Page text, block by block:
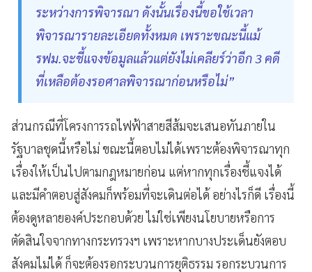
ระหว่างการพิจารณา ดังนั้นเรื่องนี้ขอใช้เวลา
พิจารณารายละเอียดทั้งหมด เพราะขณะนี้แม้
รฟม.จะชี้แจงข้อมูลแล้วแต่ยังไม่เคลียร์ว่าอีก 3 คดี
ที่เหลือต้องรอศาลพิจารณาก่อนหรือไม่”
ส่วนกรณีที่โครงการรถไฟฟ้าสายสีส้มจะเสนอทันภายใน
รัฐบาลชุดนี้หรือไม่ ขณะนี้ตอบไม่ได้เพราะต้องพิจารณาทุก
เรื่องให้เป็นไปตามกฎหมายก่อน แต่หากทุกเรื่องชี้แจงได้
และมีคำตอบสู่สังคมก็พร้อมที่จะเดินต่อได้ อย่างไรก็ดี เรื่องนี้
ต้องดูหลายองค์ประกอบด้วย ไม่ใช่เพียงนโยบายหรือการ
ตัดสินใจจากทางกระทรวงฯ เพราะหากบางประเด็นยังตอบ
สังคมไม่ได้ ก็จะต้องรอกระบวนการยุติธรรม รอกระบวนการ